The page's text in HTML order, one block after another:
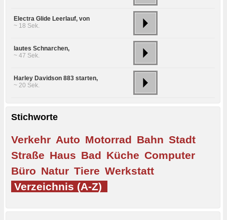
Electra Glide Leerlauf, von
~ 18 Sek.
lautes Schnarchen,
~ 47 Sek.
Harley Davidson 883 starten,
~ 20 Sek.
Stichworte
Verkehr Auto Motorrad Bahn Stadt
Straße Haus Bad Küche Computer
Büro Natur Tiere Werkstatt
Verzeichnis (A-Z)